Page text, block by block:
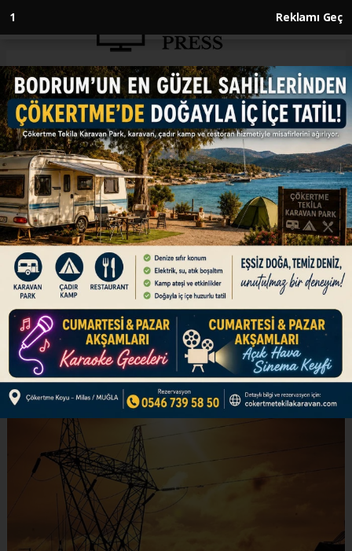
Anasayfa EKONOMİ
Elektrik üretimi ocakta yüzde
6,1 arttı
EKONOMİ
22.03.2026 - 11:00, Güncelleme: 22.03.2026 - 11:00
Türkiye'nin lisanslı elektrik üretimi ocakta
geçen yılın aynı ayına göre yüzde 6,1 artarak 31
milyon 259 bin 275 megavatsaat oldu.
ABONE OL